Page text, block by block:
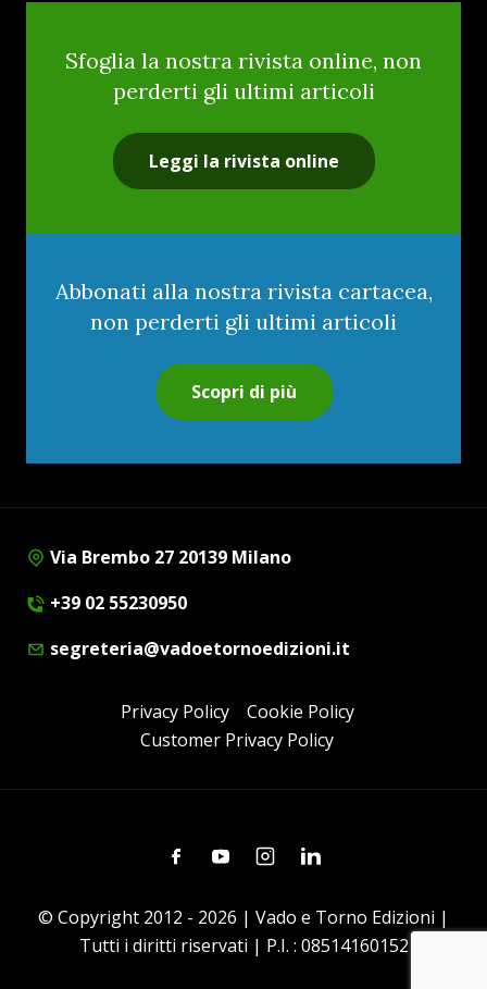
Sfoglia la nostra rivista online, non
perderti gli ultimi articoli
Leggi la rivista online
Abbonati alla nostra rivista cartacea,
non perderti gli ultimi articoli
Scopri di più
Via Brembo 27 20139 Milano
+39 02 55230950
segreteria@vadoetornoedizioni.it
Privacy Policy
Cookie Policy
Customer Privacy Policy
FacebookYoutubeInstagramLinkedin
© Copyright 2012 - 2026 | Vado e Torno Edizioni |
Tutti i diritti riservati | P.I. : 08514160152